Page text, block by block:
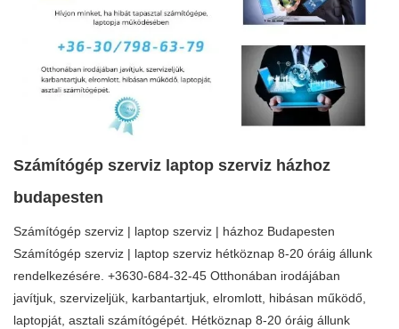
Számítógép szerviz laptop szerviz házhoz
budapesten
Számítógép szerviz | laptop szerviz | házhoz Budapesten
Számítógép szerviz | laptop szerviz hétköznap 8-20 óráig állunk
rendelkezésére. +3630-684-32-45 Otthonában irodájában
javítjuk, szervizeljük, karbantartjuk, elromlott, hibásan működő,
laptopját, asztali számítógépét. Hétköznap 8-20 óráig állunk